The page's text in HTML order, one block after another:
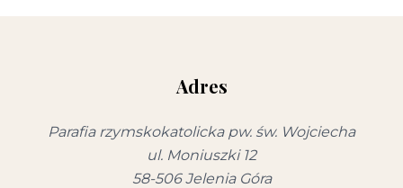
Adres
Parafia rzymskokatolicka pw. św. Wojciecha
ul. Moniuszki 12
58-506 Jelenia Góra